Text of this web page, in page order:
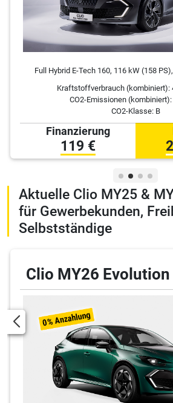
Full Hybrid E-Tech 160, 116 kW (158
Kraftstoffverbrauch (kombiniert):
CO2-Emissionen
CO2-Klasse: B
Finanzierung
119 €
Aktuelle Clio MY25 &
für Gewerbekunden,
Selbstständige
Clio MY26 Evolution